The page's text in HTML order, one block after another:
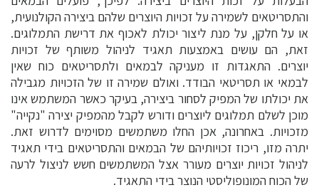
והתסריטאים לשמירה על זכויות היוצרים שלהם ביצירה הקולנועית,
או על חלקן, על מנת ליצור יכולת לאכוף את דרישת התמלוגים.
זאת, הם עושים באמצעות תאגיד לניהול משותף של זכויות
יוצרים. התאגדות זו מעניקה לבמאים ולתסריטאים כוח שאין
לבמאי או תסריטאי הבודד. ואולם שמירה זו של הזכויות מגבילה
את יכולתו של המפיק לסחור ביצירה, בעיקר כאשר המשתמש אינו
מוכן לשלם תמלוגים ליוצרים ודורש לקבל מהמפיק יצירה "נקייה"
מזכויות. באחרונה, אכן החלו משתמשים מסוימים לדרוש זאת.
יתרה מזו, ריכוז זכויותיהם של הבמאים והתסריטאים בידי תאגיד
לניהול זכויות יוצרים מעורר אצל המשתמשים חשש לניצול לרעה
של הכוח המונופוליסטי הנוצר בידי התאגיד.